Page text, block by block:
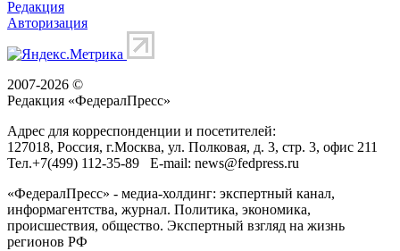
Редакция
Авторизация
2007-2026 ©
Редакция «ФедералПресс»
Адрес для корреспонденции и посетителей:
127018, Россия, г.Москва, ул. Полковая, д. 3, стр. 3, офис 211
Тел.+7(499) 112-35-89 E-mail: news@fedpress.ru
«ФедералПресс» - медиа-холдинг: экспертный канал,
информагентства, журнал. Политика, экономика,
происшествия, общество. Экспертный взгляд на жизнь
регионов РФ